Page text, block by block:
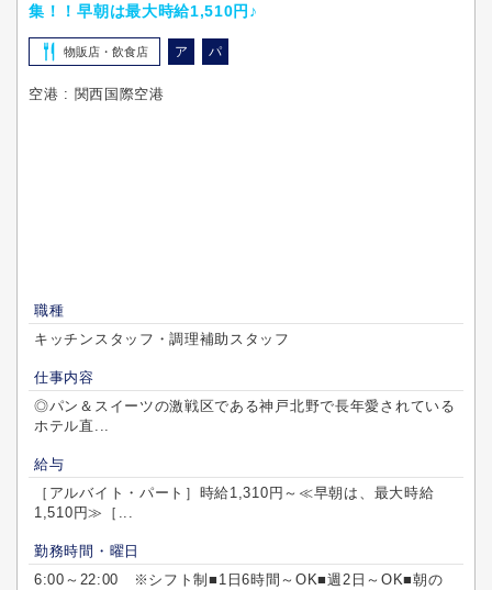
集！！早朝は最大時給1,510円♪
物販店・飲食店 ア パ
空港 : 関西国際空港
職種
キッチンスタッフ・調理補助スタッフ
仕事内容
◎パン＆スイーツの激戦区である神戸北野で長年愛されている
ホテル直...
給与
［アルバイト・パート］時給1,310円～≪早朝は、最大時給
1,510円≫［...
勤務時間・曜日
6:00～22:00 ※シフト制■1日6時間～OK■週2日～OK■朝の